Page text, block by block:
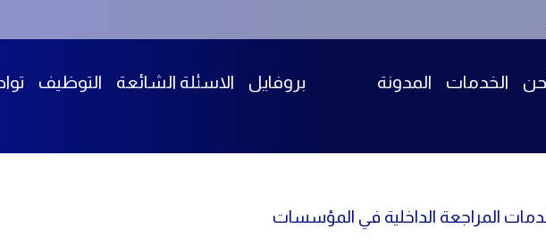
الخدمات المدونة بروفايل الاسئلة الشائعة التوظيف
المراجعة الداخلية في المؤسسات